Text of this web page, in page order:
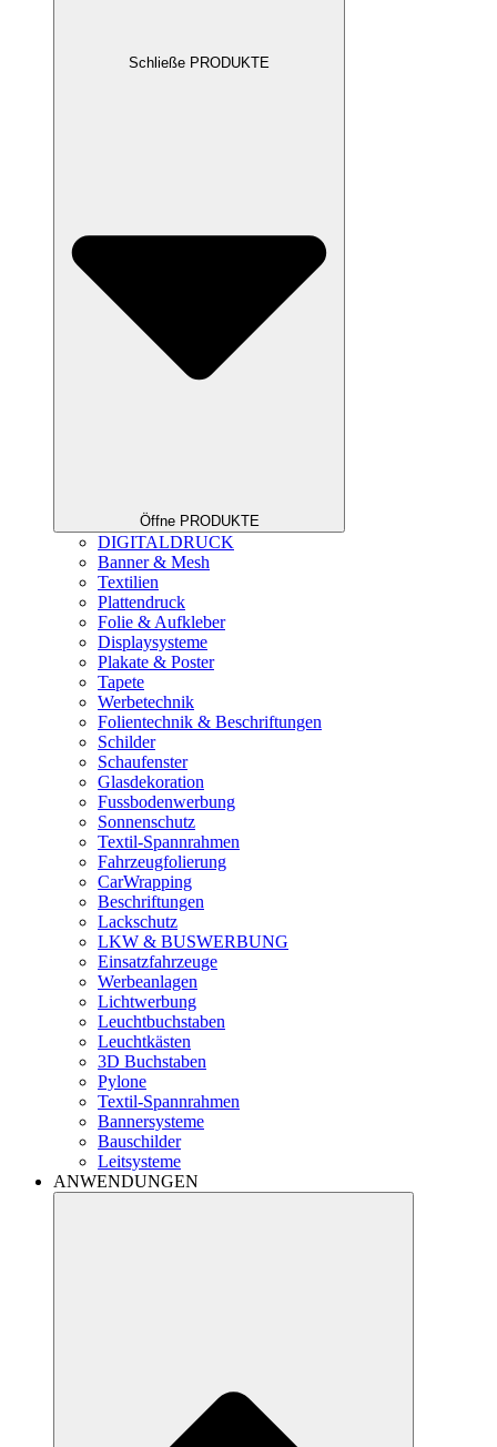
Schließe PRODUKTE
Öffne PRODUKTE
DIGITALDRUCK
Banner & Mesh
Textilien
Plattendruck
Folie & Aufkleber
Displaysysteme
Plakate & Poster
Tapete
Werbetechnik
Folientechnik & Beschriftungen
Schilder
Schaufenster
Glasdekoration
Fussbodenwerbung
Sonnenschutz
Textil-Spannrahmen
Fahrzeugfolierung
CarWrapping
Beschriftungen
Lackschutz
LKW & BUSWERBUNG
Einsatzfahrzeuge
Werbeanlagen
Lichtwerbung
Leuchtbuchstaben
Leuchtkästen
3D Buchstaben
Pylone
Textil-Spannrahmen
Bannersysteme
Bauschilder
Leitsysteme
ANWENDUNGEN